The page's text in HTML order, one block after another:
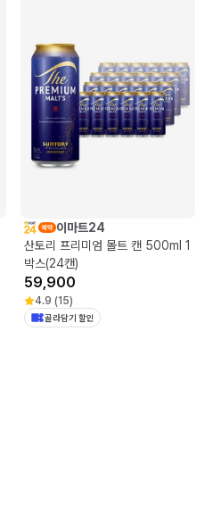
이마트24
산토리 프리미엄 몰트 캔 500ml 1
박스(24캔)
59,900
4.9 (15)
골라담기 할인